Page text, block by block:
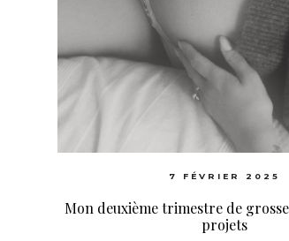
7 FÉVRIER 2025
Mon deuxième trimestre de
projets